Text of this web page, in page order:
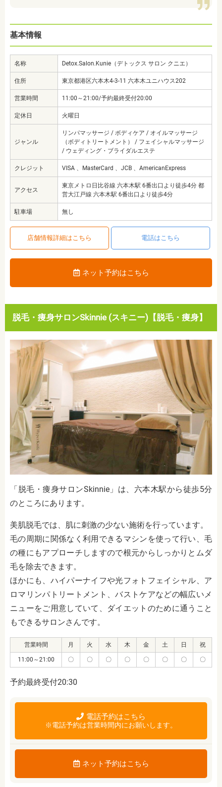
基本情報
名称 Detox.Salon.Kunie（デトックス サロン クニエ）
住所 東京都港区六本木4-3-11 六本木ユニハウス202
営業時間 11:00～21:00/予約最終受付20:00
定休日 火曜日
ジャンル
リンパマッサージ / ボディケア / オイルマッサージ
（ボディトリートメント） / フェイシャルマッサージ
/ ウェディング・ブライダルエステ
クレジット VISA 、MasterCard 、JCB 、AmericanExpress
アクセス
東京メトロ日比谷線 六本木駅 6番出口より徒歩4分 都
営大江戸線 六本木駅 6番出口より徒歩4分
駐車場 無し
店舗情報詳細はこちら 電話はこちら
ネット予約はこちら
脱毛・痩身サロンSkinnie (スキニー)【脱毛・痩身】
「脱毛・痩身サロンSkinnie」は、六本木駅から徒歩5分
のところにあります。
美肌脱毛では、肌に刺激の少ない施術を行っています。
毛の周期に関係なく利用できるマシンを使って行い、毛
の種にもアプローチしますので根元からしっかりとムダ
毛を除去できます。
ほかにも、ハイパーナイフや光フォトフェイシャル、ア
ロマリンパトリートメント、バストケアなどの幅広い メ
ニューをご用意していて、ダイエットのために通うこと
もできるサロンさんです。
営業時間 月 火 水 木 金 土 日 祝
11:00～21:00 〇 〇 〇 〇 〇 〇 〇 〇
予約最終受付20:30
電話予約はこちら
※電話予約は営業時間内にお願いします。
ネット予約はこちら